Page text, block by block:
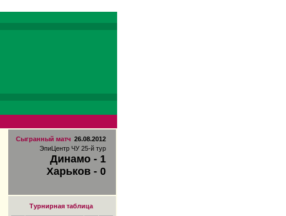
Сыгранный матч 26.08.2012
ЭпиЦентр ЧУ 25-й тур
Динамо - 1
Харьков - 0
Турнирная таблица